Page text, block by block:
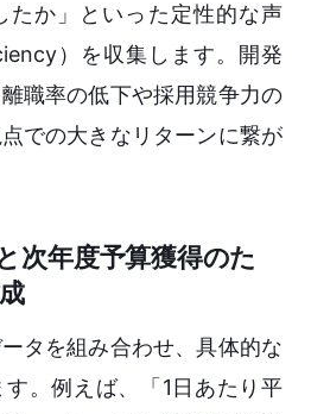
たか」といった定性的な声
）を収集します。開発
職率の低下や採用競争力の
での大きなリターンに繋が
次年度予算獲得のた
タを組み合わせ、具体的な
。例えば、「1日あたり平